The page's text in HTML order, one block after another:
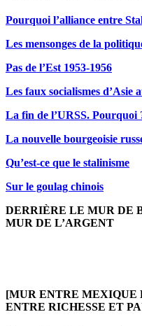
Pourquoi l’alliance entre
Les mensonges de la
Pas de l’Est 1953-1956
Les faux socialismes d’Asie
La fin de l’URSS. Pourquoi
La nouvelle bourgeoisie
Qu’est-ce que le stalinisme
Sur le goulag chinois
DERRIÈRE LE MUR DE
MUR DE L’ARGENT
[MUR ENTRE MEXIQUE
ENTRE RICHESSE ET